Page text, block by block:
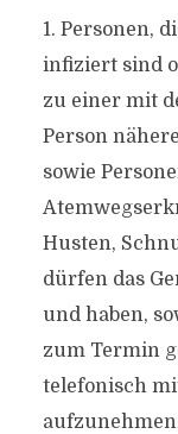
1. Personen,
infiziert sind
zu einer mit
Person
sowie
Husten,
dürfen das
und haben,
zum Termin
telefonisch